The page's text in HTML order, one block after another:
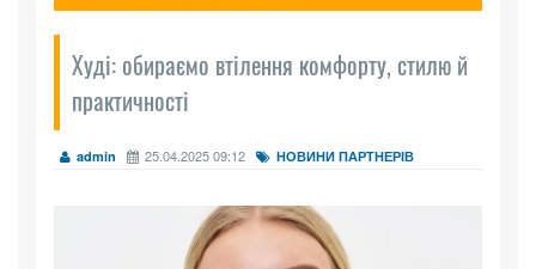
Худі: обираємо втілення комфорту, стилю й
практичності
admin 25.04.2025 09:12 НОВИНИ ПАРТНЕРІВ